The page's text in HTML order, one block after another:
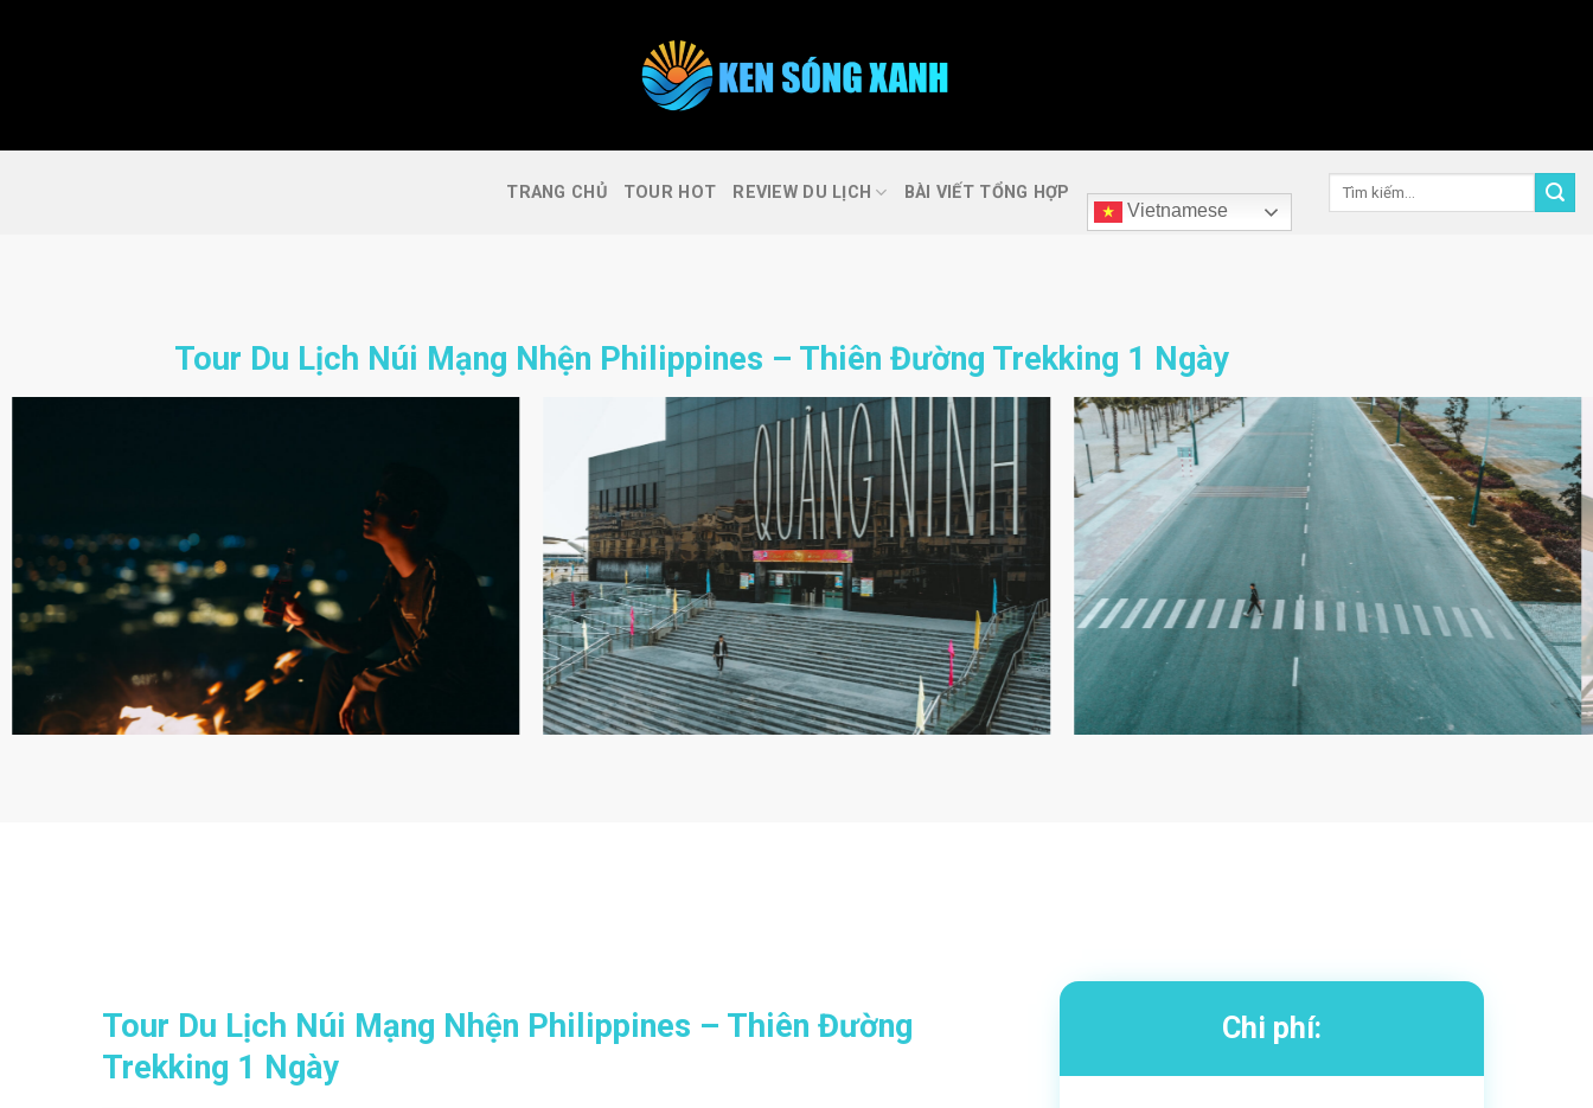
TRANG CHỦ TOUR HOT REVIEW DU LỊCH
BÀI VIẾT TỔNG HỢP
Vietnamese
Tìm
Tour Du Lịch Núi Mạng Nhện Philippines – Thiên Đường Trekking 1 Ngày
Tour Du Lịch Núi Mạng Nhện Philippines – Thiên Đường
Trekking 1 Ngày
Chi phí: